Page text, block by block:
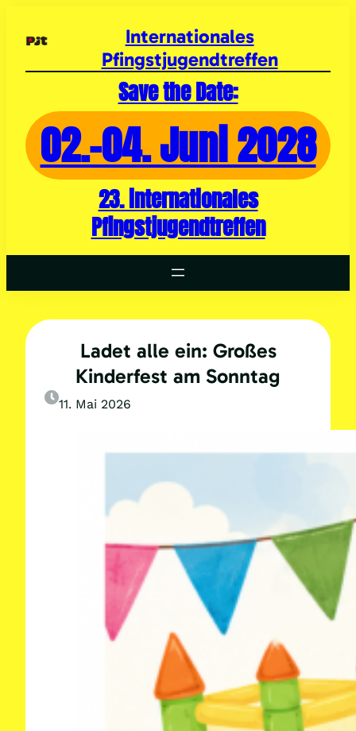
springen
Internationales
Pfingstjugendtreffen
Save the Date:
02.-04. Juni 2028
23. internationales
Pfingstjugendtreffen
Ladet alle ein: Großes
Kinderfest am Sonntag
11. Mai 2026